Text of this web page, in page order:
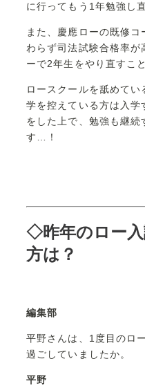
に行ってもう1年勉強し
また、慶應ローの既修
わらず司法試験合格率が
ーで2年生をやり直すこ
ロースクールを舐めて
学を控えている方は入
をした上で、勉強も継続
す…！
◇昨年のロー入
方は？
編集部
平野さんは、1度目のロ
過ごしていましたか。
平野